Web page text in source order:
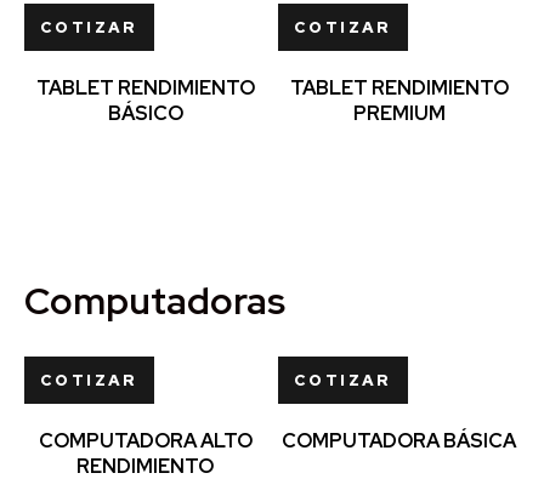
COTIZAR
TABLET RENDIMIENTO
BÁSICO
COTIZAR
TABLET RENDIMIENTO
PREMIUM
Computadoras
COTIZAR
COMPUTADORA ALTO
RENDIMIENTO
COTIZAR
COMPUTADORA BÁSICA